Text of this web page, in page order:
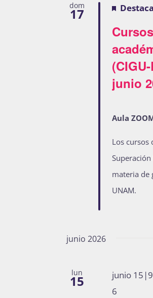
dom
17
junio
Aula
Los cursos
materia de
UNAM.
junio 2026
lun
15 junio
6